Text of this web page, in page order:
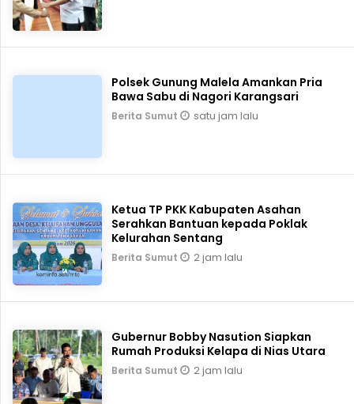
Polsek Gunung Malela Amankan Pria
Bawa Sabu di Nagori Karangsari
Berita Sumut satu jam lalu
Ketua TP PKK Kabupaten Asahan
Serahkan Bantuan kepada Poklak
Kelurahan Sentang
Berita Sumut 2 jam lalu
Gubernur Bobby Nasution Siapkan
Rumah Produksi Kelapa di Nias Utara
Berita Sumut 2 jam lalu